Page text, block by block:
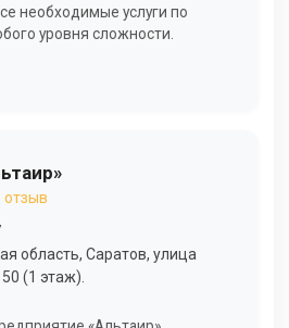
необходимые услуги по
уровня сложности.
отзыв
область, Саратов, улица
(1 этаж).